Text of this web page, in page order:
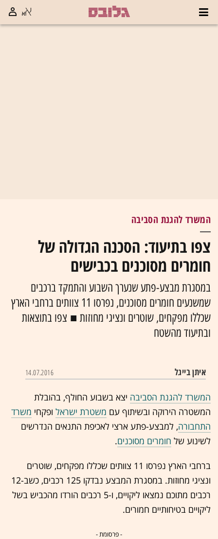
המשרד להגנת הסביבה
צפו בתיעוד: הסכנה הגדולה של
חומרים מסוכנים בכבישים
במסגרת מבצע-פתע שנערך השבוע והתמקד ברכבים
שמשנעים חומרים מסוכנים, נפרסו 11 צוותים ברחבי הארץ
שכללו מפקחים, שוטרים ונציגי מחוזות ■ צפו בתוצאות
ובתיעוד מהשטח
איתן בייגל 14.07.2016
המשרד להגנת הסביבה יצא בשבוע החולף, בהובלת
המשטרה הירוקה ובשיתוף עם משטרת ישראל ופקחי משרד
התחבורה, למבצע-פתע ארצי לאכיפת התנאים הנדרשים
לשינוע של חומרים מסוכנים.
ברחבי הארץ נפרסו 11 צוותים שכללו מפקחים, שוטרים
ונציגי מחוזות. במסגרת המבצע נבדקו 125 רכבים, כשב-12
רכבים מתוכם נמצאו ליקויים, ו-5 רכבים הורדו מהכביש בשל
ליקויים בטיחותיים חמורים.
- פרסומת -